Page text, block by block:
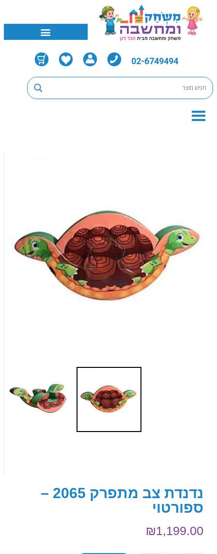
02-6749494
נדנדת צב מתפרק 2065 –
ספורטוי
₪1,199.00